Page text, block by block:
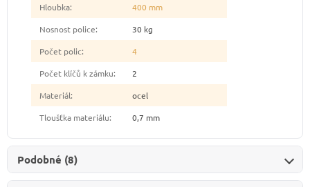
Hloubka:
400 mm
Nosnost police:
30 kg
Počet polic:
4
Počet klíčů k zámku:
2
Materiál:
ocel
Tloušťka materiálu: 0,7 mm
Podobné (8)